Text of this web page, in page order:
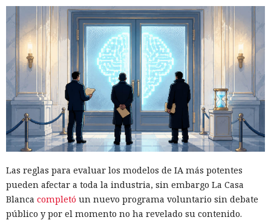
Las reglas para evaluar los modelos de IA más potentes
pueden afectar a toda la industria, sin embargo La Casa
Blanca completó un nuevo programa voluntario sin debate
público y por el momento no ha revelado su contenido.